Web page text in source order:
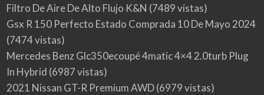
Filtro De Aire De Alto Flujo K&N (7489 vistas)
Gsx R 150 Perfecto Estado Comprada 10 De Mayo 2024
(7474 vistas)
Mercedes Benz Glc350ecoupé 4matic 4×4 2.0turb Plug
In Hybrid (6987 vistas)
2021 Nissan GT-R Premium AWD(6979 vistas)